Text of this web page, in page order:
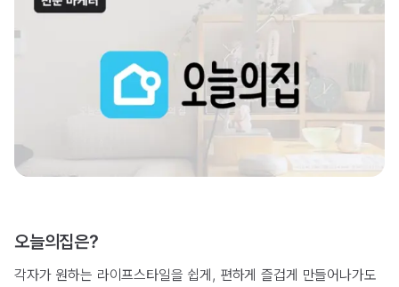
오늘의집은?
각자가 원하는 라이프스타일을 쉽게, 편하게 즐겁게 만들어나가도